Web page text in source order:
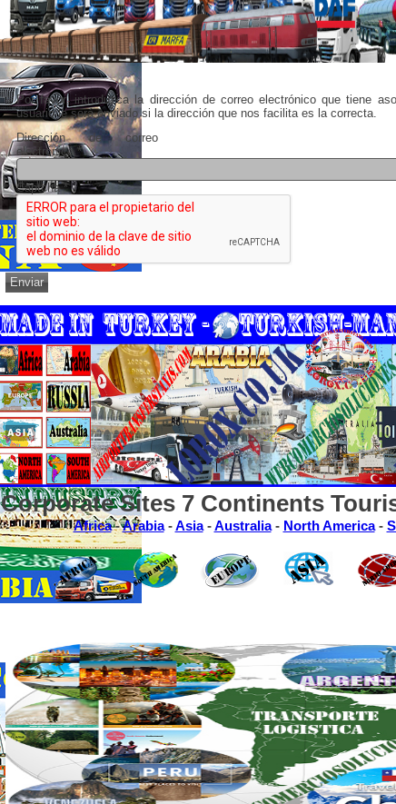
Por favor, introduzca la dirección de correo electrónico que tiene
usuario le será enviado si la dirección que nos facilita es la correcta.
Dirección de correo
electrónico*
Captcha*
Enviar
Corporate Sites 7 Continents
Africa-Arabia-Asia-Australia- North America-